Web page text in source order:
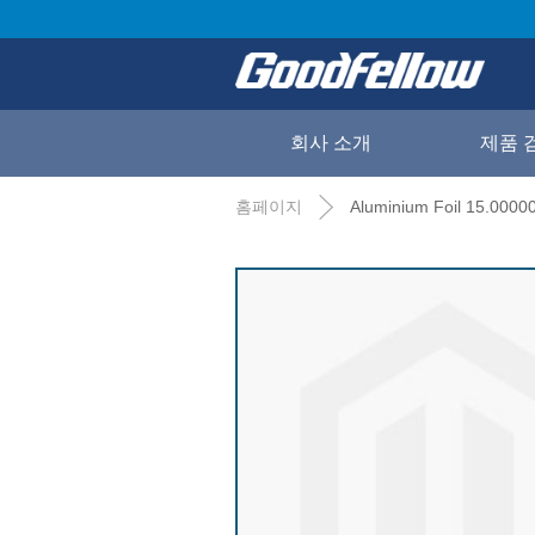
회사 소개 제품
홈페이지 Aluminium Foil